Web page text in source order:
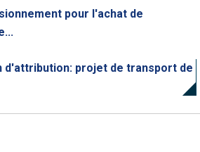
pour l'achat de
d'attribution: projet de transport de